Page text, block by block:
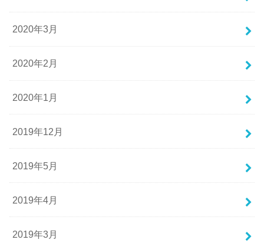
2020年3月
2020年2月
2020年1月
2019年12月
2019年5月
2019年4月
2019年3月